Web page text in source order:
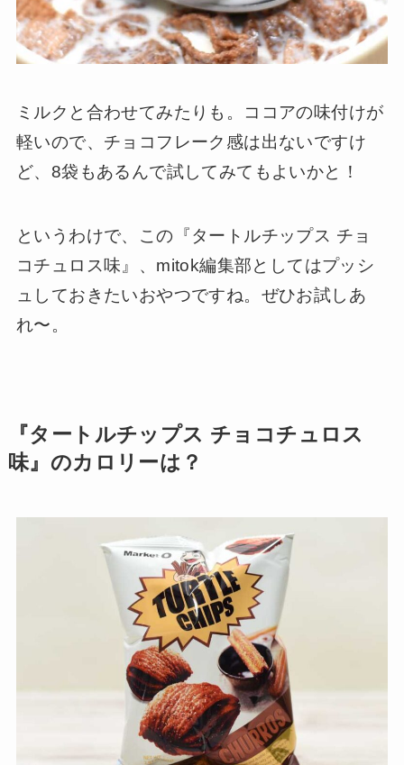
ミルクと合わせてみたりも。ココアの味付けが
軽いので、チョコフレーク感は出ないですけ
ど、8袋もあるんで試してみてもよいかと！
というわけで、この『タートルチップス チョ
コチュロス味』、mitok編集部としてはプッシ
ュしておきたいおやつですね。ぜひお試しあ
れ〜。
『タートルチップス チョコチュロス
味』のカロリーは？